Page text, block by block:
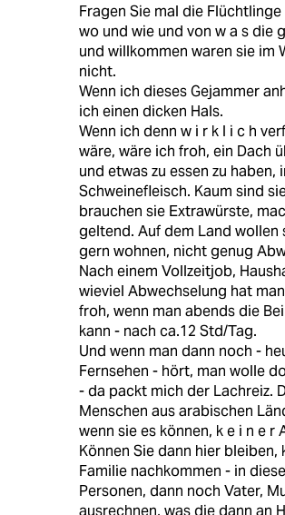
Fragen Sie mal die
wo und wie und von w a s die
und willkommen waren sie im
nicht.
Wenn ich dieses Gejammer
ich einen dicken Hals.
Wenn ich denn w i r k l i c h
wäre, wäre ich froh, ein Dach
und etwas zu essen zu haben,
Schweinefleisch. Kaum sind
brauchen sie Extrawürste,
geltend. Auf dem Land wollen
gern wohnen, nicht genug
Nach einem Vollzeitjob,
wieviel Abwechselung hat
froh, wenn man abends die
kann - nach ca.12 Std/Tag.
Und wenn man dann noch -
Fernsehen - hört, man wolle
- da packt mich der Lachreiz.
Menschen aus arabischen
wenn sie es können, k e i n e r
Können Sie dann hier bleiben,
Familie nachkommen - in
Personen, dann noch Vater,
ausrechnen, was die dann an